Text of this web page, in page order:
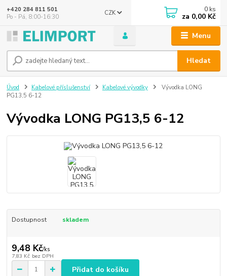
Menu
CZK
Hledat
+420 284 811 501
Po - Pá, 8:00-16:30
0 ks
za 0,00 Kč
Úvod Kabelové příslušenství Kabelové vývodky
Vývodka LONG
PG13,5 6-12
Vývodka LONG PG13,5 6-12
Dostupnost skladem
9,48 Kč/ks
7,83 Kč bez DPH
Přidat do košíku